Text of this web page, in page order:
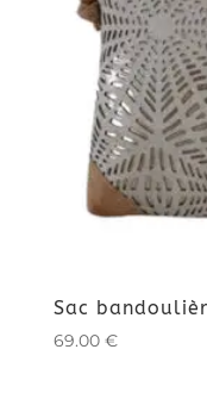
Sac
69.00 €